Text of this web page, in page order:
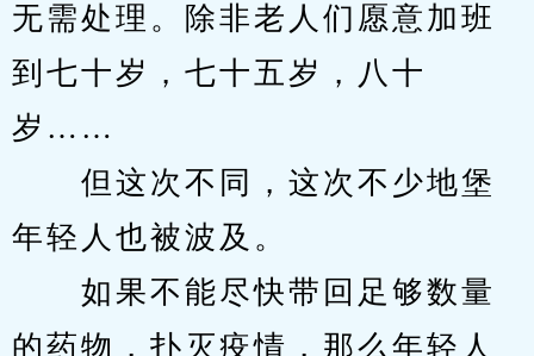
无需处理。除非老人们愿意加班
到七十岁，七十五岁，八十
岁……
但这次不同，这次不少地堡
年轻人也被波及。
如果不能尽快带回足够数量
的药物，扑灭疫情，那么年轻人